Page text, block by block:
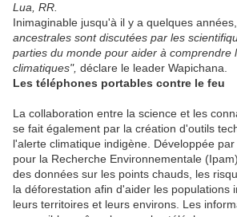
Lua, RR.
Inimaginable jusqu'à il y a quelques
ancestrales sont discutées par les
parties du monde pour aider à comprendre
climatiques", déclare le leader Wapichana.
Les téléphones portables contre le feu
La collaboration entre la science et les
se fait également par la création d'outils
l'alerte climatique indigène. Développée
pour la Recherche Environnementale
des données sur les points chauds, les
la déforestation afin d'aider les populations
leurs territoires et leurs environs. Les